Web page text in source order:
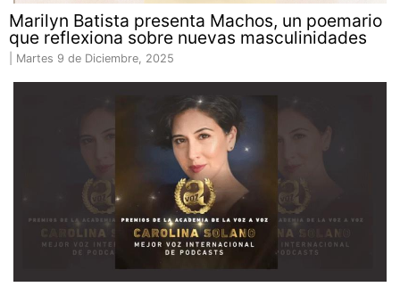
Marilyn Batista presenta Machos, un poemario
que reflexiona sobre nuevas masculinidades
Martes 9 de Diciembre, 2025